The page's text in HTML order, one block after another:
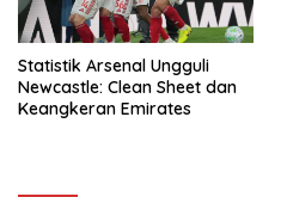
Statistik Arsenal Ungguli
Newcastle: Clean Sheet dan
Keangkeran Emirates